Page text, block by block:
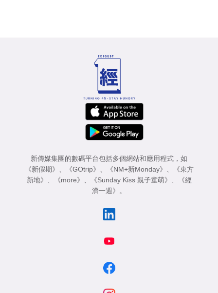
新傳媒集團的數碼平台包括多個網站和應用程式，如
《新假期》 、 《GOtrip》 、 《NM+新Monday》 、
《東方
新地》 、 《more》 、 《Sunday Kiss 親子童萌》 、
《經
濟一週》 。